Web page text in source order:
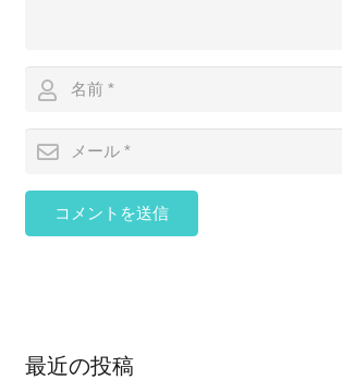
コメントを送信
最近の投稿